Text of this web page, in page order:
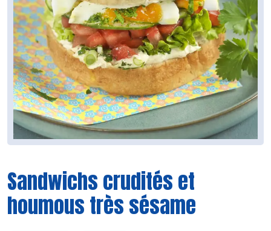
Sandwichs crudités et
houmous très sésame